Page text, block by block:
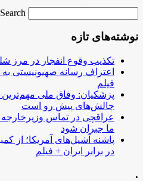
Search …
نوشته‌های تازه
تکذیب وقوع انفجار در مرز
اعتراف رسانه صهیونیستی به
فیلم
پزشکیان: وفاق ملی مهم‌ترین
چالش‌های پیش رو است
عراقچی در تماس وزیرخارجه
ما جبران شود
پاشنه آشیل‌های آمریکا؛ از
در برابر ایران + فیلم
.